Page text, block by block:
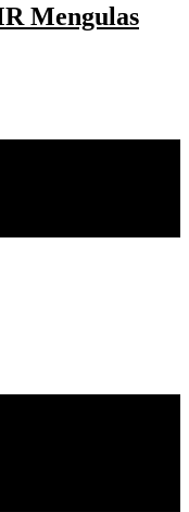
Mengulas